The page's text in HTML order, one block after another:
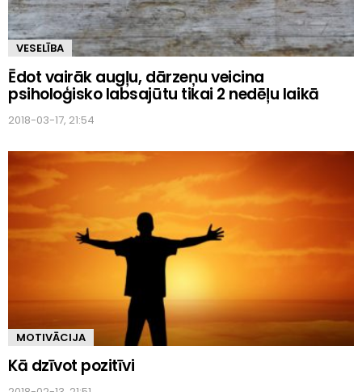
VESELĪBA
Ēdot vairāk augļu, dārzeņu veicina
psiholoģisko labsajūtu tikai 2 nedēļu laikā
2018-03-17, 21:54
MOTIVĀCIJA
Kā dzīvot pozitīvi